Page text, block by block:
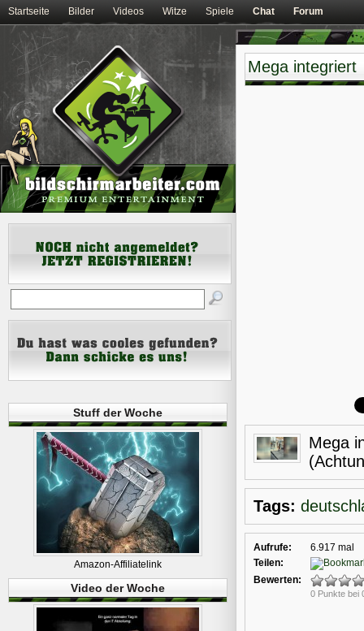
Startseite Bilder Videos Witze Spiele Chat Forum
Mega integriert
Mega
Tags:
Aufrufe:
6.917 mal
Teilen:
Bewerten:
0 Punkte bei
Stuff der Woche
Amazon-Affiliatelink
Video der Woche